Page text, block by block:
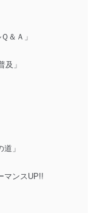
＆Ａ」
及」
」
マンスUP!!